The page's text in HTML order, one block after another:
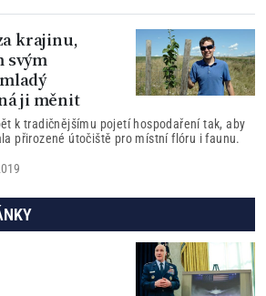
krajinu,
svým
ji měnit
k tradičnějšímu pojetí hospodaření tak, aby
přirozené útočiště pro místní flóru i faunu.